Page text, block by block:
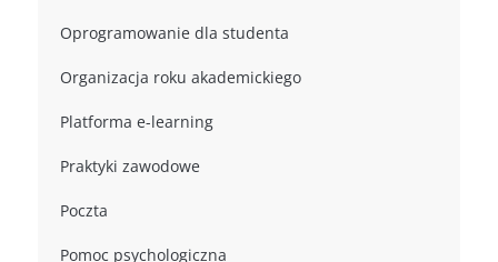
Oprogramowanie dla studenta
Organizacja roku akademickiego
Platforma e-learning
Praktyki zawodowe
Poczta
Pomoc psychologiczna